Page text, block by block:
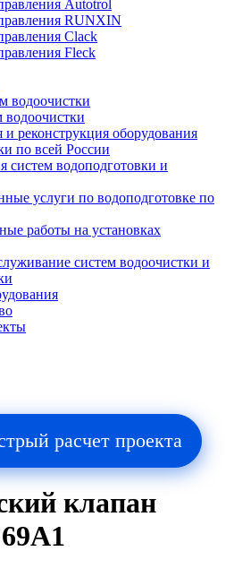
Autotrol
RUNXIN
Clack
Fleck
водоочистки
водоочистки
реконструкция оборудования
по всей России
систем водоподготовки и
услуги по водоподготовке по
работы на установках
систем водоочистки и
расчет проекта
клапан